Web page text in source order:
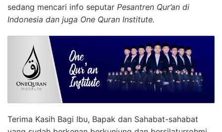
sedang mencari info seputar Pesantren Qur’an di
Indonesia dan juga One Quran Institute.
Terima Kasih Bagi Ibu, Bapak dan Sahabat-sahabat